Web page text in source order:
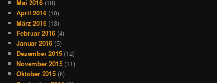
Mai 2016 (18)
April 2016 (19)
März 2016 (13)
Februar 2016 (4)
Januar 2016 (5)
Dezember 2015 (12)
November 2015 (11)
Oktober 2015 (6)